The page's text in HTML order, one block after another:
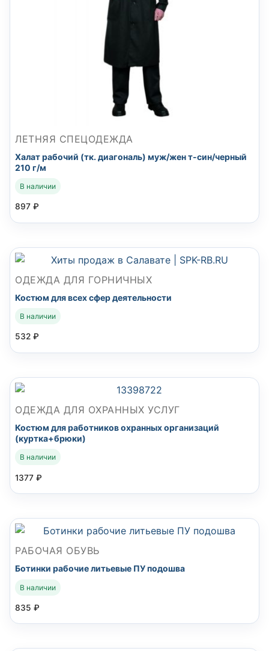
ЛЕТНЯЯ СПЕЦОДЕЖДА
Халат рабочий (тк. диагональ) муж/жен т-син/черный
210 г/м
В наличии
897 ₽
ОДЕЖДА ДЛЯ ГОРНИЧНЫХ
Костюм для всех сфер деятельности
В наличии
532 ₽
ОДЕЖДА ДЛЯ ОХРАННЫХ УСЛУГ
Костюм для работников охранных организаций
(куртка+брюки)
В наличии
1377 ₽
РАБОЧАЯ ОБУВЬ
Ботинки рабочие литьевые ПУ подошва
В наличии
835 ₽